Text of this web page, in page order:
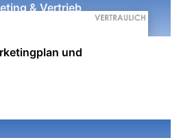
& Vertrieb
und